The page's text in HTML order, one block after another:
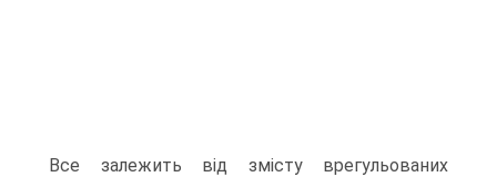
Все залежить від змісту врегульованих